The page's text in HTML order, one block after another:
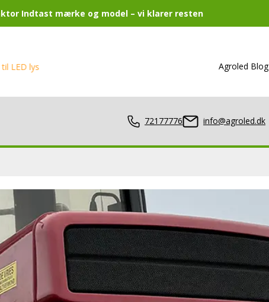
Indtast mærke og model – vi klarer resten
Agroled Blog
72177776 info@agroled.dk